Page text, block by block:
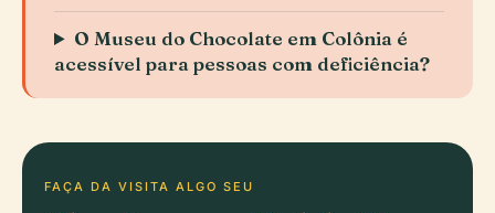
O Museu do Chocolate em Colônia é
acessível para pessoas com deficiência?
FAÇA DA VISITA ALGO SEU